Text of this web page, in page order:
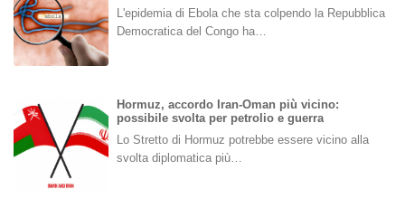
L'epidemia di Ebola che sta colpendo la Repubblica
Democratica del Congo ha…
Hormuz, accordo Iran-Oman più vicino:
possibile svolta per petrolio e guerra
Lo Stretto di Hormuz potrebbe essere vicino alla
svolta diplomatica più…